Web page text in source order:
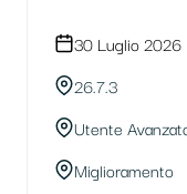
30 Luglio 2026
26.7.3
Utente
Miglioramento